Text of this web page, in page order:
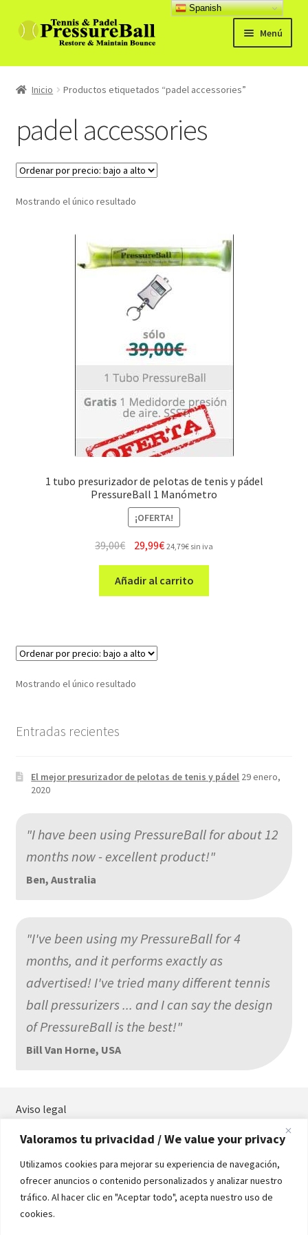
Valoramos tu privacidad / We value your privacy
Utilizamos cookies para mejorar su experiencia de navegación,
ofrecer anuncios o contenido personalizados y analizar nuestro
tráfico. Al hacer clic en "Aceptar todo", acepta nuestro uso de
cookies.
Ir
Ir
al
Menú
Productos
Manual
Preg. Frecuentes
Inicio Productos etiquetados “padel accessories”
padel accessories
Mostrando el único resultado
1 tubo presurizador de pelotas de tenis y pádel
PressureBall 1 Manómetro
¡OFERTA!
39,00€
El
precio
original
era:
29,99€El
precio
actual
es:
24,79€sin iva
Añadir al carrito
Mostrando el único resultado
Entradas recientes
El mejor presurizador de pelotas de tenis y pádel 29 enero,
2020
"I have been using PressureBall for about 12
months now - excellent product!"
Ben, Australia
"I've been using my PressureBall for 4
months, and it performs exactly as
advertised! I've tried many different tennis
ball pressurizers ... and I can say the design
of PressureBall is the best!"
Bill Van Horne, USA
Aviso legal
Política de privacidad
Política de cookies
Contacta
Manual
Spanish